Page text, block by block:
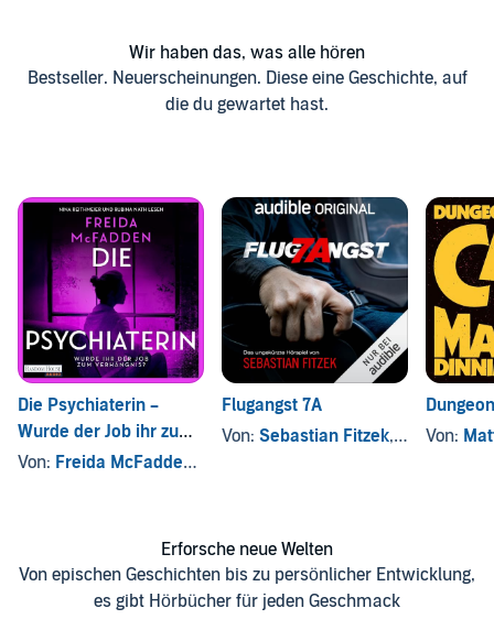
Wir haben das, was alle hören
Bestseller. Neuerscheinungen. Diese eine Geschichte, auf
die du gewartet hast.
Die Psychiaterin –
Wurde der Job ihr zum
Verhängnis?
Von: Freida McFadden , und andere
Flugangst 7A
Von: Sebastian Fitzek, und andere
Von:
Erforsche neue Welten
Von epischen Geschichten bis zu persönlicher Entwicklung,
es gibt Hörbücher für jeden Geschmack